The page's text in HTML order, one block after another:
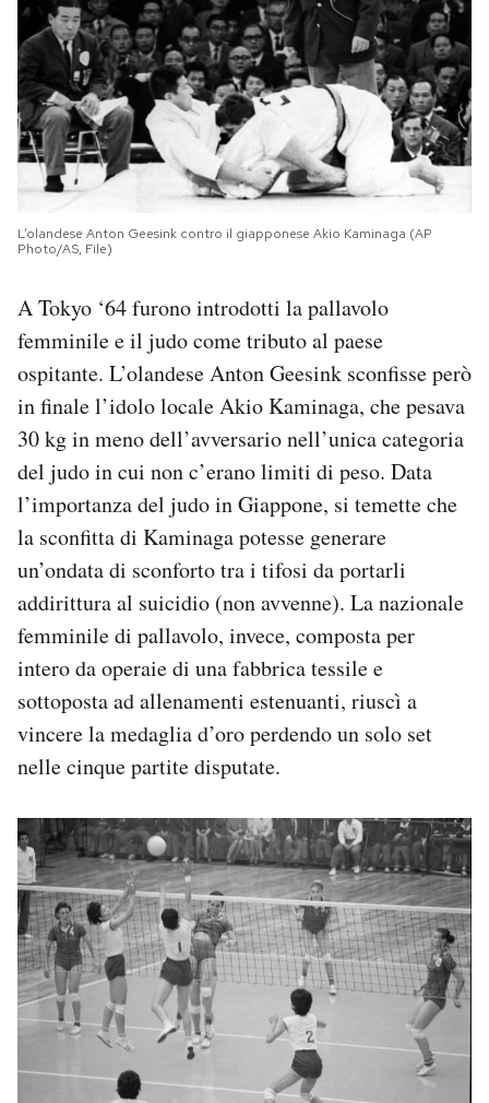
L’olandese Anton Geesink contro il giapponese Akio Kaminaga (AP
Photo/AS, File)
A Tokyo ‘64 furono introdotti la pallavolo
femminile e il judo come tributo al paese
ospitante. L’olandese Anton Geesink sconfisse però
in finale l’idolo locale Akio Kaminaga, che pesava
30 kg in meno dell’avversario nell’unica categoria
del judo in cui non c’erano limiti di peso. Data
l’importanza del judo in Giappone, si temette che
la sconfitta di Kaminaga potesse generare
un’ondata di sconforto tra i tifosi da portarli
addirittura al suicidio (non avvenne). La nazionale
femminile di pallavolo, invece, composta per
intero da operaie di una fabbrica tessile e
sottoposta ad allenamenti estenuanti, riuscì a
vincere la medaglia d’oro perdendo un solo set
nelle cinque partite disputate.